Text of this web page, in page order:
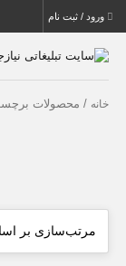
ورود / ثبت نام
خانه / محصولات